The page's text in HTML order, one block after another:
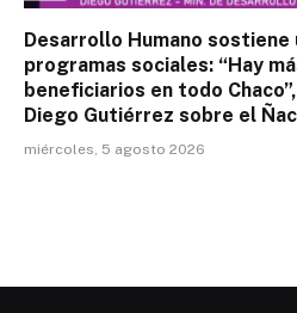
Desarrollo Humano sostiene
programas sociales: “Hay
beneficiarios en todo
Diego Gutiérrez sobre el
miércoles, 5 agosto 2026